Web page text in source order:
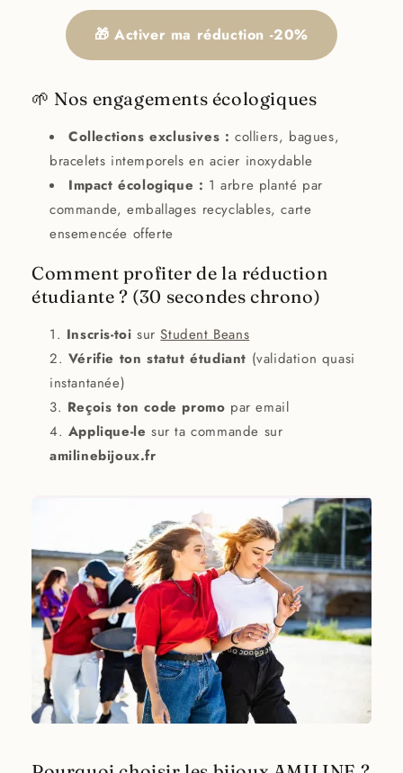
🎁 Activer ma réduction -20%
🌱 Nos engagements écologiques
Collections exclusives : colliers, bagues,
bracelets intemporels en acier inoxydable
Impact écologique : 1 arbre planté par
commande, emballages recyclables, carte
ensemencée offerte
Comment profiter de la réduction
étudiante ? (30 secondes chrono)
Inscris-toi surStudent Beans
Vérifie ton statut étudiant (validation quasi
instantanée)
Reçois ton code promo par email
Applique-le sur ta commande sur
amilinebijoux.fr